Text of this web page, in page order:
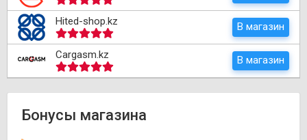
Hited-shop.kz В магазин
Cargasm.kz В магазин
Бонусы магазина